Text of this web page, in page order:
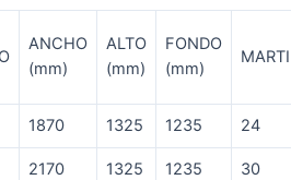
ANCHO
(mm)
ALTO
(mm)
FONDO
(mm)
1870 1325 1235 24
2170 1325 1235 30